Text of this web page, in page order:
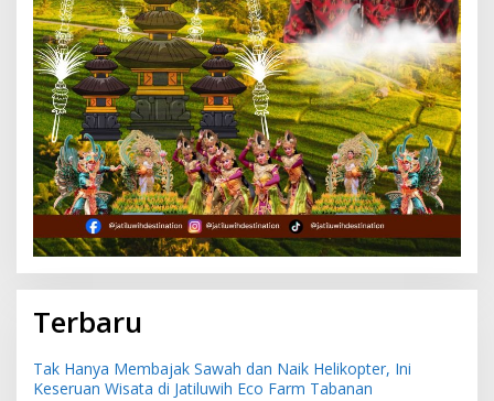
Terbaru
Tak Hanya Membajak Sawah dan Naik Helikopter, Ini
Keseruan Wisata di Jatiluwih Eco Farm Tabanan